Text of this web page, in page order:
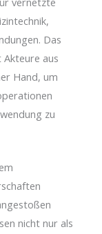
Das
Akteure aus
Hand, um
zu
nicht nur als